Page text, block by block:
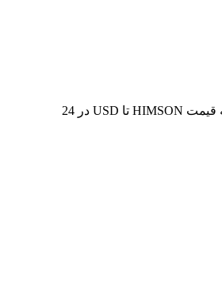
در 7 روز گذشته، بالاترین قیمت از HIMSON تا USD $32.21 و کمترین آن $27.22 بوده است. می‌توانید داده‌های بیشتری را در جدول زیر بررسی کنید، از جمله قیمت HIMSON تا USD در 24